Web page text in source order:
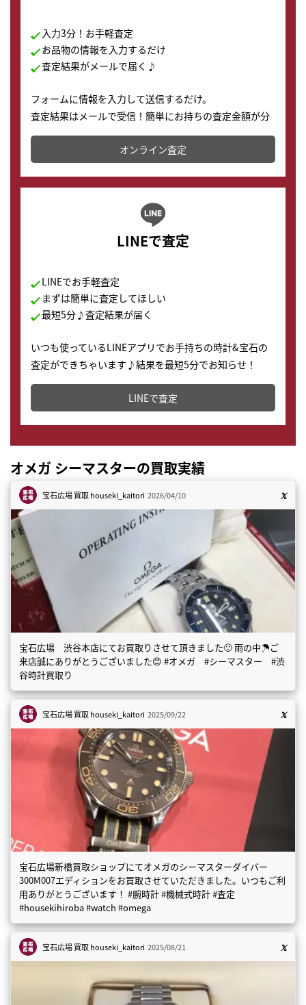
入力3分！お手軽査定
お品物の情報を入力するだけ
査定結果がメールで届く♪
フォームに情報を入力して送信するだけ。
査定結果はメールで受信！簡単にお持ちの査定金額が分
かります。
オンライン査定
LINEで査定
LINEでお手軽査定
まずは簡単に査定してほしい
最短5分♪査定結果が届く
いつも使っているLINEアプリでお手持ちの時計&宝石の
査定ができちゃいます♪結果を最短5分でお知らせ！
どこからでもすぐに査定金額を知ることが出来ます。
LINEで査定
オメガ シーマスターの買取実績
宝石広場 買取houseki_kaitori 2026/04/10
宝石広場 渋谷本店にてお買取りさせて頂きました🙂 雨の中☂️ご
来店誠にありがとうございました😊 #オメガ #シーマスター #渋
谷時計買取り
宝石広場 買取houseki_kaitori 2025/09/22
宝石広場新橋買取ショップにてオメガのシーマスターダイバー
300M007エディションをお買取させていただきました。いつもご利
用ありがとうございます！ #腕時計 #機械式時計 #査定
#housekihiroba #watch #omega
宝石広場 買取houseki_kaitori 2025/08/21